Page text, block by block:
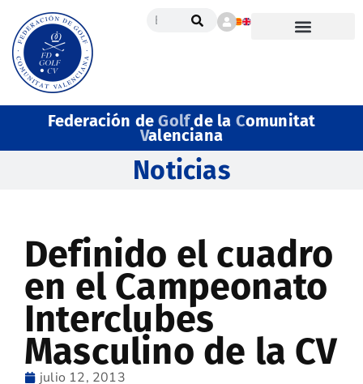
Federación deGolfde la Comunitat
Valenciana
Noticias
Definido el cuadro
en el Campeonato
Interclubes
Masculino de la CV
julio 12, 2013